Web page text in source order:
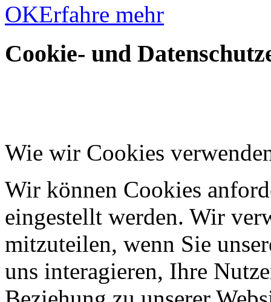
OKErfahre mehr
Cookie- und
Wie wir Cookies
Wir können Cookies
eingestellt werden. Wir
mitzuteilen, wenn Sie
uns interagieren, Ihre